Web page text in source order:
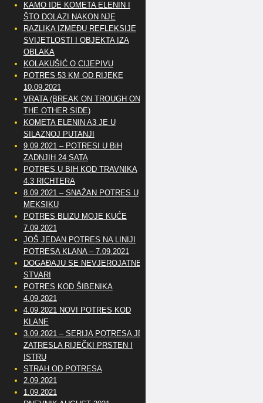
KAMO IDE KOMETA ELENIN I
ŠTO DOLAZI NAKON NJE
RAZLIKA IZMEĐU REFLEKSIJE
SVIJETLOSTI I OBJEKTA IZA
OBLAKA
KOLAKUŠIĆ O CIJEPIVU
POTRES 53 KM OD RIJEKE
10.09.2021
VRATA (BREAK ON TROUGH ON
THE OTHER SIDE)
KOMETA ELENIN A3 JE U
SILAZNOJ PUTANJI
9.09.2021 – POTRESI U BiH
ZADNJIH 24 SATA
POTRES U BIH KOD TRAVNIKA
4.3 RICHTERA
8.09.2021 – SNAŽAN POTRES U
MEKSIKU
POTRES BLIZU MOJE KUĆE
7.09.2021
JOŠ JEDAN POTRES NA LINIJI
POTRESA KLANA – 7.09.2021
DOGAĐAJU SE NEVJEROJATNE
STVARI
POTRES KOD ŠIBENIKA
4.09.2021
4.09.2021 NOVI POTRES KOD
KLANE
3.09.2021 – SERIJA POTRESA JE
ZATRESLA RIJEČKI PRSTEN I
ISTRU
STRAH OD POTRESA
2.09.2021
1.09.2021